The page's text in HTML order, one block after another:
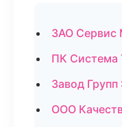
ЗАО Сервис
ПК Система
Завод
ООО